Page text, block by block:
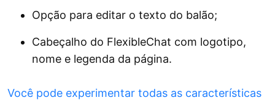
Opção para editar o texto do balão;
Cabeçalho do FlexibleChat com logotipo,
nome e legenda da página.
Você pode experimentar todas as características